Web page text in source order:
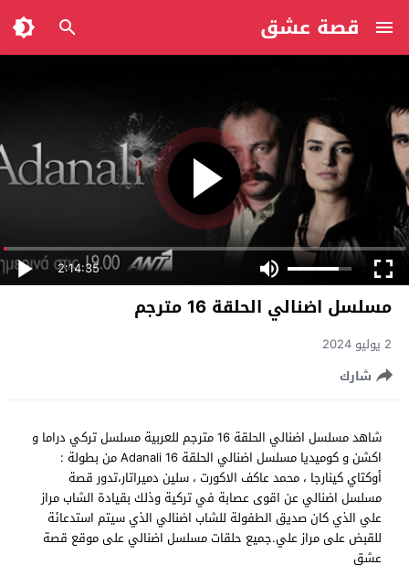
قصة عشق
2:14:35
مسلسل اضنالي الحلقة 16 مترجم
2 يوليو 2024
شارك
شاهد مسلسل اضنالي الحلقة 16 مترجم للعربية مسلسل تركي دراما و
اكشن و كوميديا مسلسل اضنالي الحلقة 16 Adanali من بطولة :
أوكتاي كينارجا ، محمد عاكف الاكورت ، سلين دميراتار،تدور قصة
مسلسل اضنالي عن اقوى عصابة في تركية وذلك بقيادة الشاب مراز
علي الذي كان صديق الطفولة للشاب اضنالي الذي سيتم استدعائة
للقبض على مراز علي.جميع حلقات مسلسل اضنالي على موقع قصة
عشق